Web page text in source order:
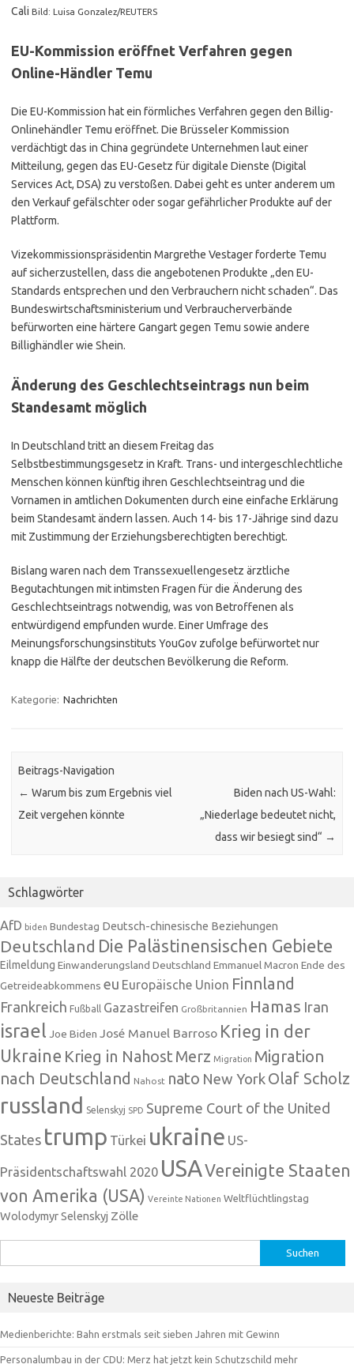
Cali Bild: Luisa Gonzalez/REUTERS
EU-Kommission eröffnet Verfahren gegen
Online-Händler Temu
Die EU-Kommission hat ein förmliches Verfahren gegen den Billig-
Onlinehändler Temu eröffnet. Die Brüsseler Kommission
verdächtigt das in China gegründete Unternehmen laut einer
Mitteilung, gegen das EU-Gesetz für digitale Dienste (Digital
Services Act, DSA) zu verstoßen. Dabei geht es unter anderem um
den Verkauf gefälschter oder sogar gefährlicher Produkte auf der
Plattform.
Vizekommissionspräsidentin Margrethe Vestager forderte Temu
auf sicherzustellen, dass die angebotenen Produkte „den EU-
Standards entsprechen und den Verbrauchern nicht schaden“. Das
Bundeswirtschaftsministerium und Verbraucherverbände
befürworten eine härtere Gangart gegen Temu sowie andere
Billighändler wie Shein.
Änderung des Geschlechtseintrags nun beim
Standesamt möglich
In Deutschland tritt an diesem Freitag das
Selbstbestimmungsgesetz in Kraft. Trans- und intergeschlechtliche
Menschen können künftig ihren Geschlechtseintrag und die
Vornamen in amtlichen Dokumenten durch eine einfache Erklärung
beim Standesamt ändern lassen. Auch 14- bis 17-Jährige sind dazu
mit Zustimmung der Erziehungsberechtigten berechtigt.
Bislang waren nach dem Transsexuellengesetz ärztliche
Begutachtungen mit intimsten Fragen für die Änderung des
Geschlechtseintrags notwendig, was von Betroffenen als
entwürdigend empfunden wurde. Einer Umfrage des
Meinungsforschungsinstituts YouGov zufolge befürwortet nur
knapp die Hälfte der deutschen Bevölkerung die Reform.
Kategorie: Nachrichten
Beitrags-Navigation
← Warum bis zum Ergebnis viel
Zeit vergehen könnte
Biden nach US-Wahl:
„Niederlage bedeutet nicht,
dass wir besiegt sind“ →
Schlagwörter
AfD biden Bundestag Deutsch-chinesische Beziehungen
Deutschland Die Palästinensischen Gebiete
Eilmeldung Einwanderungsland Deutschland Emmanuel Macron Ende des
Getreideabkommens eu Europäische Union Finnland
Frankreich Fußball Gazastreifen Großbritannien Hamas Iran
israel Joe Biden José Manuel Barroso Krieg in der
Ukraine Krieg in NahostMerz Migration Migration
nach Deutschland Nahost nato New YorkOlaf Scholz
russland Selenskyj SPD Supreme Court of the United
States trump Türkei ukraine US-
Präsidentschaftswahl 2020 USAVereinigte Staaten
von Amerika (USA) Vereinte Nationen Weltflüchtlingstag
Wolodymyr Selenskyj Zölle
nach:
Neueste Beiträge
Medienberichte: Bahn erstmals seit sieben Jahren mit Gewinn
Personalumbau in der CDU: Merz hat jetzt kein Schutzschild mehr